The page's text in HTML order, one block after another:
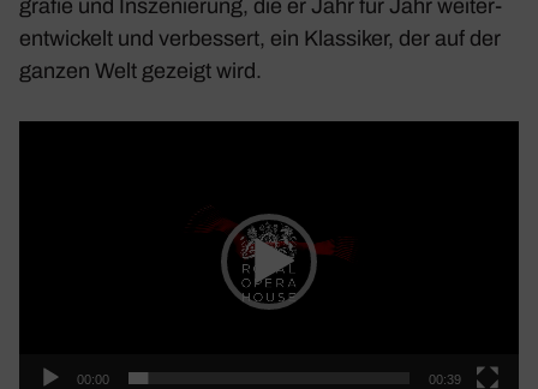
grafie und Insze­nie­rung, die er Jahr für Jahr weiter­
ent­wi­ckelt und verbes­sert, ein Klas­siker, der auf der
ganzen Welt gezeigt wird.
00:00 00:39